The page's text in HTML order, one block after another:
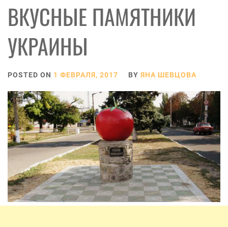
ВКУСНЫЕ ПАМЯТНИКИ
УКРАИНЫ
POSTED ON 1 ФЕВРАЛЯ, 2017 BY ЯНА ШЕВЦОВА